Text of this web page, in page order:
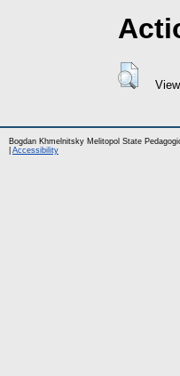
Bogdan Khmelnitsky Melitopol State
Accessibility